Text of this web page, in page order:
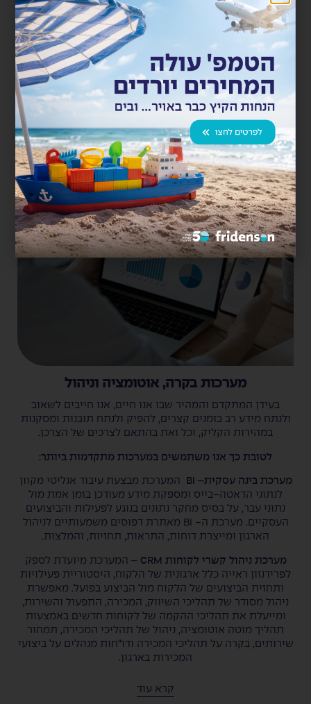
שליטה על התהליך ושקיפות מכל מקום ואמצעי בעולם. כמו כן
מאפשרת רכישת ביטוח ימי אונליין, מנגישה שחרור מהמכס
האמריקאי בקלות ובעלות נמוכה, וכן מאפשרת קבלת הצעת
מחיר אונליין בשניות עבור משלוחים חלקיים לישראל ולארה”ב.
החברה פיתחה והעמידה לרשות הלקוחות כלי AI יחיד במינו
המאפשר סיווג פרט מכס אוטומטי ומעקב אחר המיסוי בהתאם
למדינת מקור.
מערכות בקרה, אוטומציה וניהול
בעידן המתקדם והמהיר שבו אנו חיים, אנו חייבים לשאוב
ולנתח מידע רב בזמנים קצרים, להפיק ולנתח תובנות ומסקנות
במהירות הקליק, וכל זאת בהתאם לצרכים של הצרכן.
לטובת כך אנו משתמשים במערכות מתקדמות ביותר:
מערכת בינה עסקית– BI
המערכת מבצעת עיבוד אנליטי מקוון
לנתוני הדאטה-בייס ומספקת מידע מעודכן בזמן אמת מול
נתוני עבר, על בסיס מחקר נתונים בנוגע לפעילות והביצועים
העסקיים. מערכת ה- BI מאתרת דפוסים משמעותיים לניהול
הארגון ומייצרת דוחות, התראות, תחזיות, והמלצות.
מערכת ניהול קשרי לקוחות
– המערכת מיועדת לספק
לפרידנזון ראייה כלל ארגונית של הלקוח, היסטוריית פעילויות
ותחזית הביצועים של הלקוח מול הביצוע בפועל. מאפשרת
ניהול מסודר של תהליכי השיווק, המכירה, התפעול והשירות,
ומייעלת את תהליכי ההקמה של לקוחות חדשים באמצעות
תהליך מוטה אוטומציה, ניהול של תהליכי המכירה, תמחור
שירותים, בקרה על תהליכי המכירה ודו”חות מנהלים על ביצועי
המכירות בארגון.
קרא עוד